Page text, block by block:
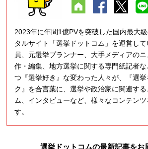
2023年に年間1億PVを突破した国内最大
タルサイト「選挙ドットコム」を運営し
員、元選挙プランナー、大手メディアのニ
作・編集、地方選挙に関する専門紙記者
つ『選挙好き』な変わった人々が、『選
ク』を合言葉に、選挙や政治家に関連す
ム、インタビューなど、様々なコンテン
す。
選挙ドットコムの最新記事をお